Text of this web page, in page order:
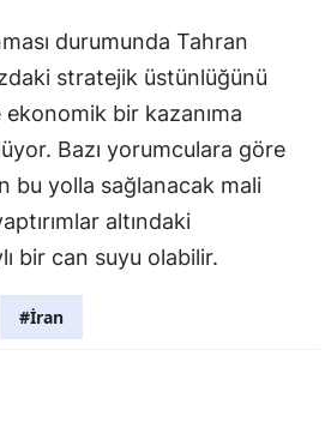
durumunda Tahran
stratejik üstünlüğünü
bir kazanıma
Bazı yorumculara göre
bu yolla sağlanacak mali
altındaki
bir can suyu olabilir.
#İran